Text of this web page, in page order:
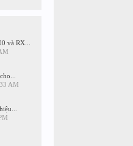
và RX...
AM